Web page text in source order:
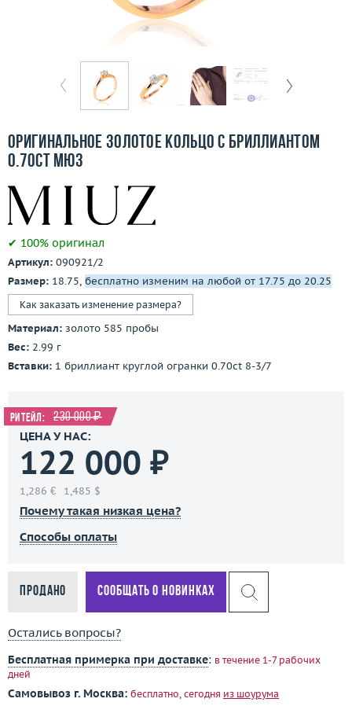
Бесплатная доставка
О компании
Контакты
3D-тур по шоуруму
Оригинальное золотое кольцо с бриллиантом
0.70ct МЮЗ
✔ 100% оригинал
Артикул: 090921/2
Размер: 18.75, бесплатно изменим на любой от 17.75 до 20.25
Как заказать изменение размера?
Материал: золото 585 пробы
Вес: 2.99 г
Вставки: 1 бриллиант круглой огранки 0.70ct 8-3/7
Ритейл: 230 000 ₽
ЦЕНА У НАС:
122 000 ₽
1,286 € 1,485 $
Почему такая низкая цена?
Способы оплаты
Продано Сообщать о новинках
Остались вопросы?
Бесплатная примерка при доставке: в течение 1-7 рабочих
дней
Самовывоз г. Москва: бесплатно, сегодня из шоурума